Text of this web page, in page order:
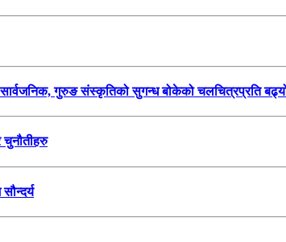
सार्वजनिक, गुरुङ संस्कृतिको सुगन्ध बोकेको चलचित्रप्रति